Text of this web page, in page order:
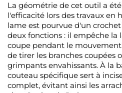
La géométrie de cet outil a
l'efficacité lors des travaux en
lame est pourvue d'un
deux fonctions : il empêche
coupe pendant le
de tirer les branches coupées
grimpants envahissants. À la
couteau spécifique sert à
complet, évitant ainsi les